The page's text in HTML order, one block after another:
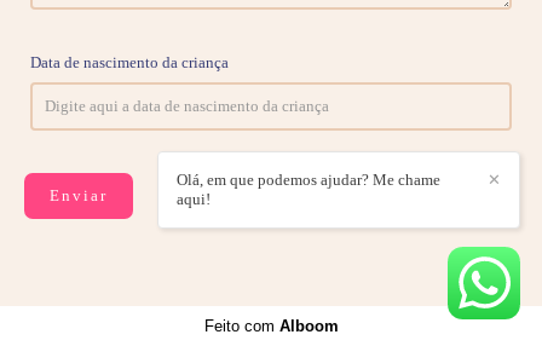
Data de nascimento da criança
Enviar
✕
Olá, em que podemos ajudar? Me chame
aqui!
Feito com Alboom